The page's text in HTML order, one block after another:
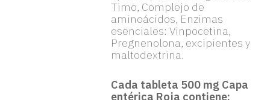
Timo, Complejo de
aminoácidos, Enzimas
esenciales: Vinpocetina,
Pregnenolona, excipientes y
maltodextrina.
Cada tableta 500 mg Capa
entérica Roja contiene: